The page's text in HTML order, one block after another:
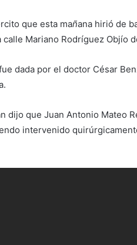
que esta mañana hirió de
calle Mariano Rodríguez Objío
dada por el doctor César
dijo que Juan Antonio Mateo
intervenido